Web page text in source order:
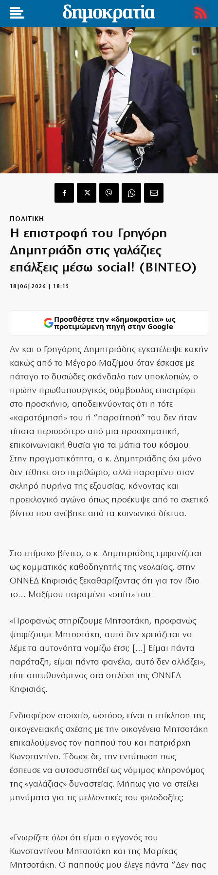
ΠΟΛΙΤΙΚΗ
Η επιστροφή του Γρηγόρη
Δημητριάδη στις γαλάζιες
επάλξεις μέσω social! (BINTEO)
18|06|2026 | 18:15
Προσθέστε την «δημοκρατία» ως
προτιμώμενη πηγή στην Google
Αν και ο Γρηγόρης Δημητριάδης εγκατέλειψε κακήν
κακώς από το Μέγαρο Μαξίμου όταν έσκασε με
πάταγο το δυσώδες σκάνδαλο των υποκλοπών, ο
πρώην πρωθυπουργικός σύμβουλος επιστρέφει
στο προσκήνιο, αποδεικνύοντας ότι η τότε
«καρατόμησή» του ή “παραίτησή” του δεν ήταν
τίποτα περισσότερο από μια προσχηματική,
επικοινωνιακή θυσία για τα μάτια του κόσμου.
Στην πραγματικότητα, ο κ. Δημητριάδης όχι μόνο
δεν τέθηκε στο περιθώριο, αλλά παραμένει στον
σκληρό πυρήνα της εξουσίας, κάνοντας και
προεκλογικό αγώνα όπως προέκυψε από το σχετικό
βίντεο που ανέβηκε από τα κοινωνικά δίκτυα.
Στο επίμαχο βίντεο, ο κ. Δημητριάδης εμφανίζεται
ως κομματικός καθοδηγητής της νεολαίας, στην
ΟΝΝΕΔ Κηφισιάς ξεκαθαρίζοντας ότι για τον ίδιο
το… Μαξίμου παραμένει «σπίτι» του:
«Προφανώς στηρίζουμε Μητσοτάκη, προφανώς
ψηφίζουμε Μητσοτάκη, αυτά δεν χρειάζεται να
λέμε τα αυτονόητα νομίζω έτσι; […] Είμαι πάντα
παράταξη, είμαι πάντα φανέλα, αυτό δεν αλλάζει»,
είπε απευθυνόμενος στα στελέχη της ΟΝΝΕΔ
Κηφισιάς.
Ενδιαφέρον στοιχείο, ωστόσο, είναι η επίκληση της
οικογενειακής σχέσης με την οικογένεια Μητσοτάκη
επικαλούμενος τον παππού του και πατριάρχη
Κωνσταντίνο. Έδωσε δε, την εντύπωση πως
έσπευσε να αυτοσυστηθεί ως νόμιμος κληρονόμος
της «γαλάζιας» δυναστείας. Μήπως για να στείλει
μηνύματα για τις μελλοντικές του φιλοδοξίες;
«Γνωρίζετε όλοι ότι είμαι ο εγγονός του
Κωνσταντίνου Μητσοτάκη και της Μαρίκας
Μητσοτάκη. Ο παππούς μου έλεγε πάντα “Δεν πας